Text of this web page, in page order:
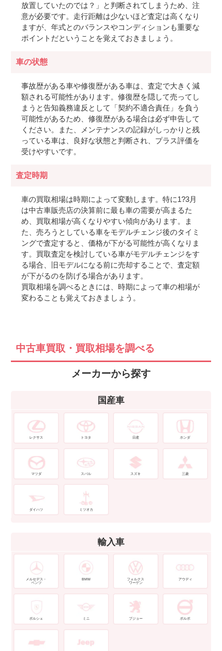
放置していたのでは？」と判断されてしまうため、注
意が必要です。走行距離は少ないほど査定は高くなり
ますが、年式とのバランスやコンディションも重要な
ポイントだということを覚えておきましょう。
車の状態
事故歴がある車や修復歴がある車は、査定で大きく減
額される可能性があります。修復歴を隠して売ってし
まうと告知義務違反として「契約不適合責任」を負う
可能性があるため、修復歴がある場合は必ず申告して
ください。また、メンテナンスの記録がしっかりと残
っている車は、良好な状態と判断され、プラス評価を
受けやすいです。
査定時期
車の買取相場は時期によって変動します。特に1?3月
は中古車販売店の決算前に最も車の需要が高まるた
め、買取相場が高くなりやすい傾向があります。ま
た、売ろうとしている車をモデルチェンジ後のタイミ
ングで査定すると、価格が下がる可能性が高くなりま
す。買取査定を検討している車がモデルチェンジをす
る場合、旧モデルになる前に売却することで、査定額
が下がるのを防げる場合があります。
買取相場を調べるときには、時期によって車の相場が
変わることも覚えておきましょう。
中古車買取・買取相場を調べる
メーカーから探す
国産車
レクサス トヨタ 日産 ホンダ
マツダ スバル スズキ 三菱
ダイハツ ミツオカ
輸入車
メルセデス・
ベンツ
BMW
フォルクス
ワーゲン
アウディ
ポルシェ ミニ プジョー ボルボ